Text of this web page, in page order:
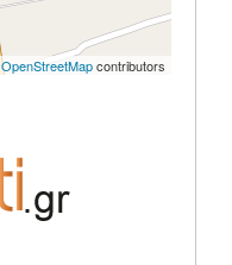
OpenStreetMapcontributors